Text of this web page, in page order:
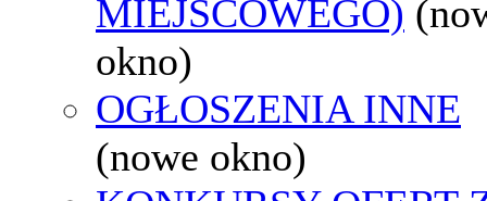
MIEJSCOWEGO)
okno)
OGŁOSZENIA INNE
(nowe okno)